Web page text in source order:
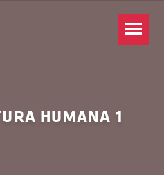
HUMANA 1